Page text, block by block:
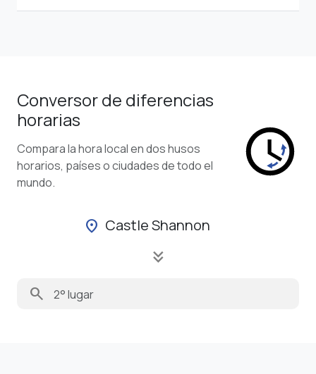
Conversor de diferencias
horarias
Compara la hora local en dos husos
horarios, países o ciudades de todo el
mundo.
location_on Castle Shannon
keyboard_double_arrow_down
search